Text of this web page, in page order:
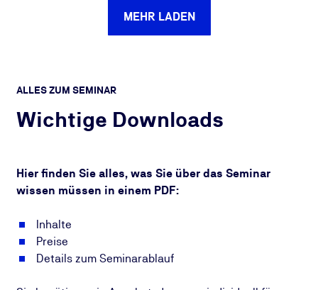
MEHR LADEN
ALLES ZUM SEMINAR
Wichtige Downloads
Hier finden Sie alles, was Sie über das Seminar
wissen müssen in einem PDF:
Inhalte
Preise
Details zum Seminarablauf